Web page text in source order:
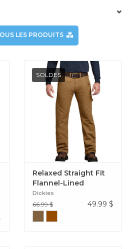
LES PRODUITS
SOLDES
Relaxed Straight Fit
Flannel-Lined
Carpenter Duck
Jeans
Dickies
66.99 $ 49.99 $